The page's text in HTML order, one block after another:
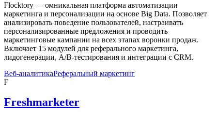
Flocktory — омникальная платформа автоматизации
маркетинга и персонализации на основе Big Data. Позволяет
анализировать поведение пользователей, настраивать
персонализированные предложения и проводить
маркетинговые кампании на всех этапах воронки продаж.
Включает 15 модулей для реферального маркетинга,
лидогенерации, A/B-тестирования и интеграции с CRM.
Веб-аналитикаРеферальный маркетинг
F
Freshmarketer